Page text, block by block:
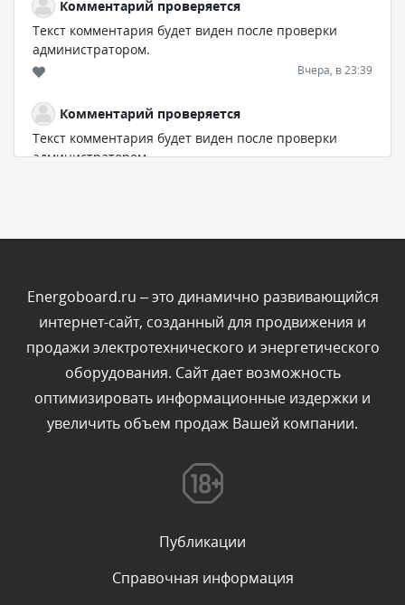
Комментарий проверяется
Текст комментария будет виден после проверки
администратором.
Вчера, в 23:39
Комментарий проверяется
Текст комментария будет виден после проверки
администратором.
Комментарий проверяется
Текст комментария будет виден после проверки
администратором.
Вчера, в 22:38
Комментарий проверяется
Текст комментария будет виден после проверки
Комментарий проверяется
Текст комментария будет виден после проверки
администратором.
Energoboard.ru – это динамично развивающийся
интернет-сайт, созданный для продвижения и
продажи электротехнического и энергетического
оборудования. Сайт дает возможность
оптимизировать информационные издержки и
увеличить объем продаж Вашей компании.
Публикации
Справочная информация